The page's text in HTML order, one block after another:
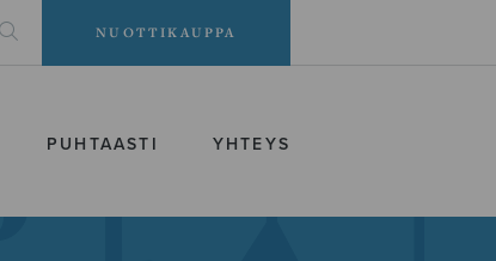
NUOTTIKAUPPA
PUHTAASTI YHTEYS